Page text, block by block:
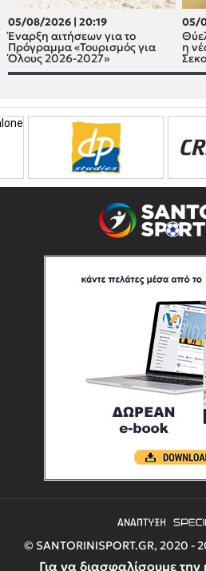
Για να διασφαλίσουμε την
05/08/2026 | 20:19
Έναρξη αιτήσεων για το
Πρόγραμμα «Τουρισμός για
Όλους 2026-2027»
05/
η
© SANTORINISPORT.GR, 2020 -